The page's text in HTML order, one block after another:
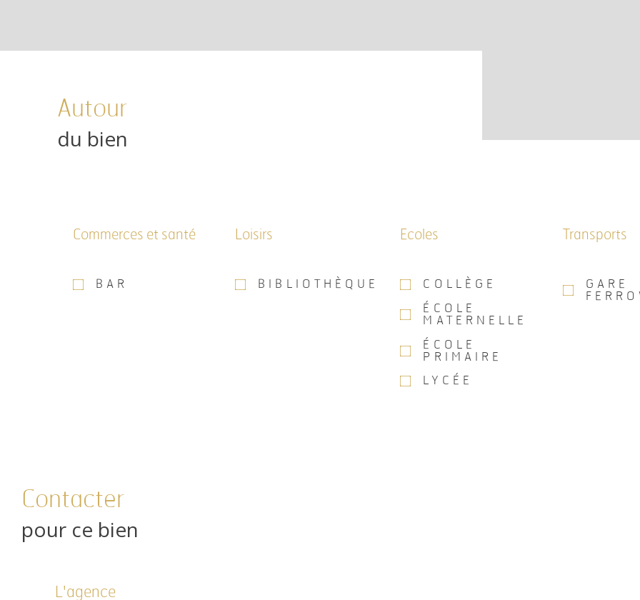
Autour
du bien
Commerces et santé
BAR
Loisirs
BIBLIOTHÈQUE
Ecoles
COLLÈGE
ÉCOLE
MATERNELLE
ÉCOLE
PRIMAIRE
LYCÉE
Transports
GARE
Contacter
pour ce bien
L'agence